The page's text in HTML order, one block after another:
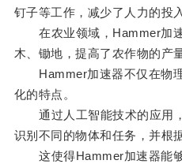
钉子等工作，减少了人力的投
在农业领域，Hammer加速
木、锄地，提高了农作物的产量
Hammer加速器不仅在物理
化的特点。
通过人工智能技术的应用
识别不同的物体和任务，并根
这使得Hammer加速器能够